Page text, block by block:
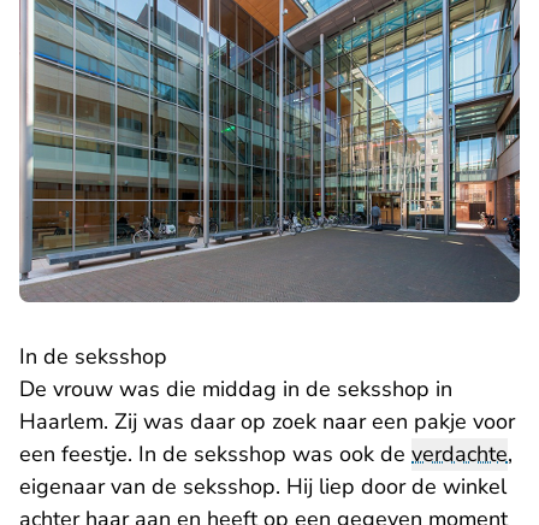
In de seksshop
De vrouw was die middag in de seksshop in
Haarlem. Zij was daar op zoek naar een pakje voor
een feestje. In de seksshop was ook de verdachte,
eigenaar van de seksshop. Hij liep door de winkel
achter haar aan en heeft op een gegeven moment